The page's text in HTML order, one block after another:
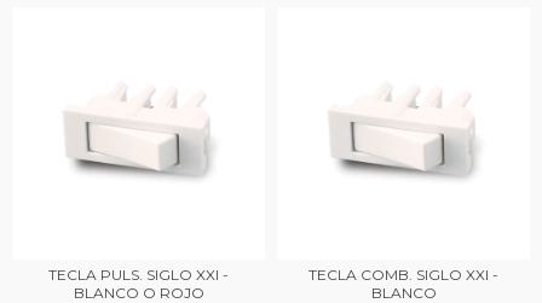
TECLA PULS. SIGLO XXI -
BLANCO O ROJO
TECLA COMB. SIGLO XXI -
BLANCO